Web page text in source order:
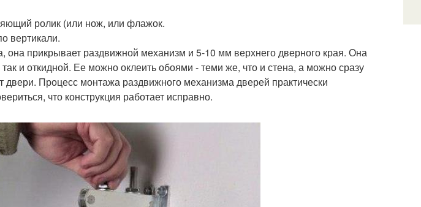
ролик (или нож, или флажок.
вертикали.
она прикрывает раздвижной механизм и 5-10 мм верхнего дверного края. Она
и откидной. Ее можно оклеить обоями - теми же, что и стена, а можно сразу
Процесс монтажа раздвижного механизма дверей практически
что конструкция работает исправно.